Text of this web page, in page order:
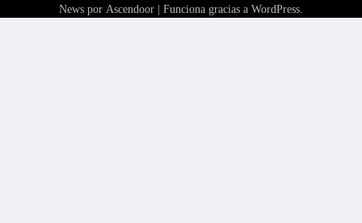
News por Ascendoor | Funciona gracias a WordPress.